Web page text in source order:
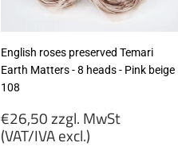
English roses preserved Temari
Earth Matters - 8 heads - Pink beige
108
Regular
price
€26,50 zzgl. MwSt
(VAT/IVA excl.)